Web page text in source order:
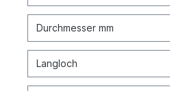
Durchmesser mm
Langloch